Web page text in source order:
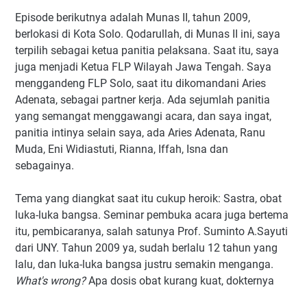
Episode berikutnya adalah Munas II, tahun 2009,
berlokasi di Kota Solo. Qodarullah, di Munas II ini, saya
terpilih sebagai ketua panitia pelaksana. Saat itu, saya
juga menjadi Ketua FLP Wilayah Jawa Tengah. Saya
menggandeng FLP Solo, saat itu dikomandani Aries
Adenata, sebagai partner kerja. Ada sejumlah panitia
yang semangat menggawangi acara, dan saya ingat,
panitia intinya selain saya, ada Aries Adenata, Ranu
Muda, Eni Widiastuti, Rianna, Iffah, Isna dan
sebagainya.
Tema yang diangkat saat itu cukup heroik: Sastra, obat
luka-luka bangsa. Seminar pembuka acara juga bertema
itu, pembicaranya, salah satunya Prof. Suminto A.Sayuti
dari UNY. Tahun 2009 ya, sudah berlalu 12 tahun yang
lalu, dan luka-luka bangsa justru semakin menganga.
What's wrong?Apa dosis obat kurang kuat, dokternya